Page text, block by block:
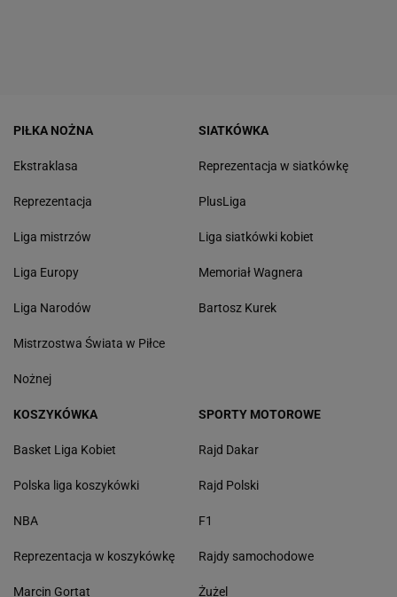
PIŁKA NOŻNA
Ekstraklasa
Reprezentacja
Liga mistrzów
Liga Europy
Liga Narodów
Mistrzostwa Świata w Piłce
Nożnej
SIATKÓWKA
Reprezentacja w siatkówkę
PlusLiga
Liga siatkówki kobiet
Memoriał Wagnera
Bartosz Kurek
KOSZYKÓWKA
Basket Liga Kobiet
Polska liga koszykówki
NBA
Reprezentacja w koszykówkę
Marcin Gortat
SPORTY MOTOROWE
Rajd Dakar
Rajd Polski
F1
Rajdy samochodowe
Żużel